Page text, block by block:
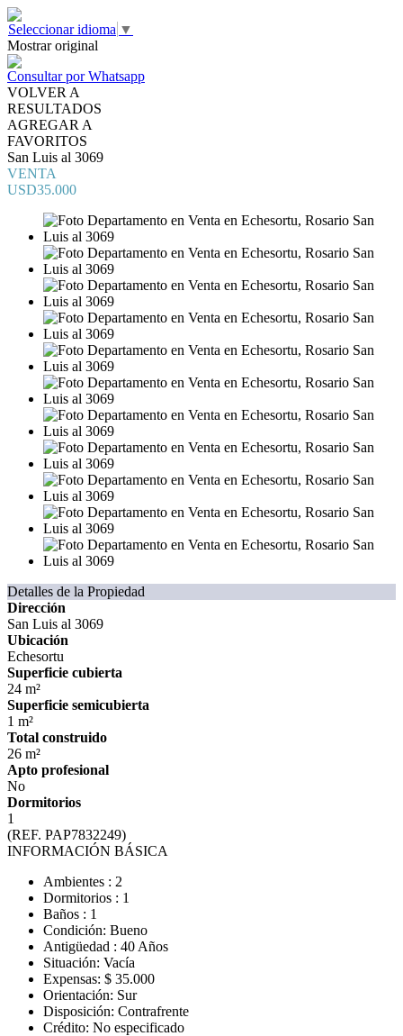
Seleccionar idioma ▼
Mostrar original
Consultar por Whatsapp
VOLVER A
RESULTADOS
AGREGAR A
FAVORITOS
San Luis al 3069
VENTA
USD35.000
Detalles de la Propiedad
Dirección
San Luis al 3069
Ubicación
Echesortu
Superficie cubierta
24 m²
Superficie semicubierta
1 m²
Total construido
26 m²
Apto profesional
No
Dormitorios
1
(REF. PAP7832249)
INFORMACIÓN BÁSICA
Ambientes : 2
Dormitorios : 1
Baños : 1
Condición: Bueno
Antigüedad : 40 Años
Situación: Vacía
Expensas: $ 35.000
Orientación: Sur
Disposición: Contrafrente
Crédito: No especificado